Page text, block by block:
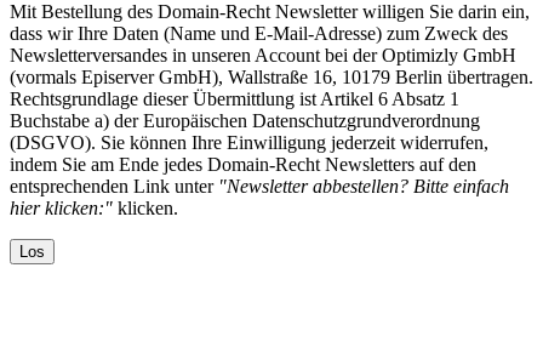
Mit Bestellung des Domain-Recht Newsletter willigen Sie darin ein,
dass wir Ihre Daten (Name und E-Mail-Adresse) zum Zweck des
Newsletterversandes in unseren Account bei der Optimizly GmbH
(vormals Episerver GmbH), Wallstraße 16, 10179 Berlin übertragen.
Rechtsgrundlage dieser Übermittlung ist Artikel 6 Absatz 1
Buchstabe a) der Europäischen Datenschutzgrundverordnung
(DSGVO). Sie können Ihre Einwilligung jederzeit widerrufen,
indem Sie am Ende jedes Domain-Recht Newsletters auf den
entsprechenden Link unter "Newsletter abbestellen? Bitte einfach
hier klicken:" klicken.